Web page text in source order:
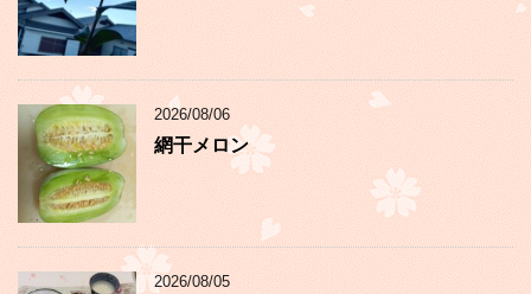
2026/08/06
網干メロン
2026/08/05